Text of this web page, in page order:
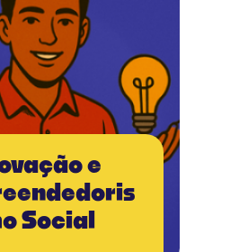
e
Social